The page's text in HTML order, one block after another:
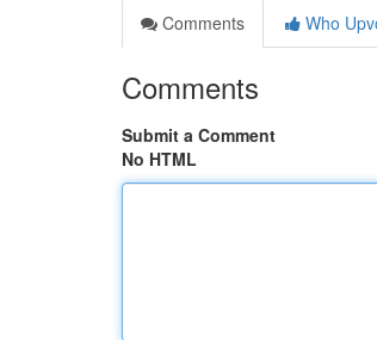
Comments
Who
Comments
Submit a Comment
No HTML